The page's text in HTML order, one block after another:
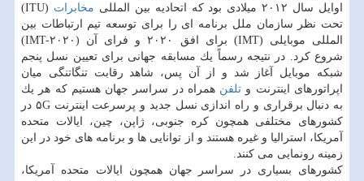
اوایل سال ۲۰۱۲ میلادی بود كه اتحادیه بین المللی
مخابرات
(ITU)
تحت نظر سازمان ملل برنامه ای را برای توسعه تیم ارتباطات بین
المللی موبایلی (IMT) برای افق ۲۰۲۰ و فرای آن (IMT-۲۰۲۰)
شروع كرد. در نتیجه رسماً یك مسابقه جهانی برای تعیین نسل پنجم
شبكه موبایل آغاز شد و از آن پس، شاهد رقابت تنگاتنگی میان
اپراتورهای اینترنت و تلفن همراه در سراسر جهان هستیم كه هر یك
به دنبال برقراری و راه اندازی نسل جدید و پرسرعت اینترنت ۵G در
كشورهای مختلفی همچون كره جنوبی، ژاپن، چین، ایالات متحده
آمریكا، استرالیا و غیره هستند و از توانایی ها و برنامه های خود در این
زمینه رونمایی می كنند.
كشورهای بسیاری در سراسر جهان همچون ایالات متحده آمریكا،